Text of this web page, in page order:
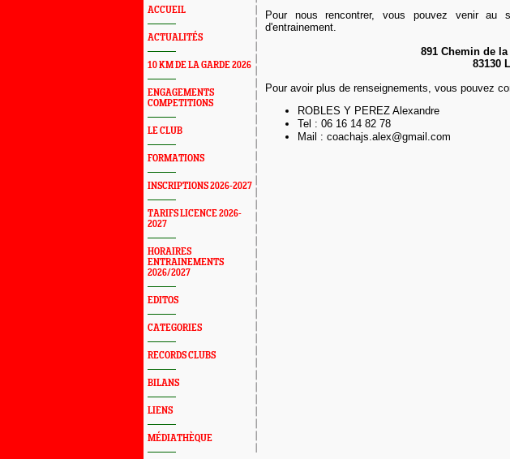
ACCUEIL
ACTUALITÉS
10 KM DE LA GARDE 2026
ENGAGEMENTS
COMPETITIONS
LE CLUB
FORMATIONS
INSCRIPTIONS 2026-2027
TARIFS LICENCE 2026-
2027
HORAIRES
ENTRAINEMENTS
2026/2027
EDITOS
CATEGORIES
RECORDS CLUBS
BILANS
LIENS
MÉDIATHÈQUE
Pour nous rencontrer, vous pouvez venir au
d'entrainement.
891 Chemin de
83130
Pour avoir plus de renseignements, vous pouvez
ROBLES Y PEREZ Alexandre
Tel : 06 16 14 82 78
Mail : coachajs.alex@gmail.com